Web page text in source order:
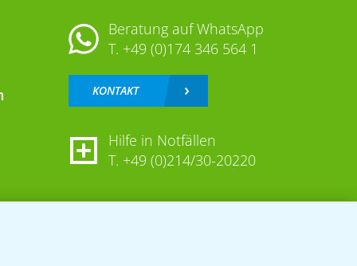
Beratung auf WhatsApp
T. +49 (0)174 346 564 1
KONTAKT
Hilfe in Notfällen
T. +49 (0)214/30-20220